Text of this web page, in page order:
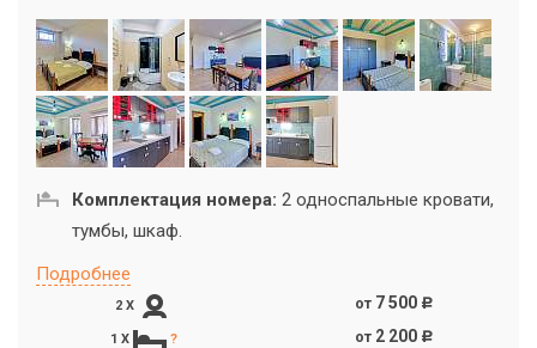
Комплектация номера: 2 односпальные кровати,
тумбы, шкаф.
Подробнее
2 X от7 500 c
1 X ? от2 200 c